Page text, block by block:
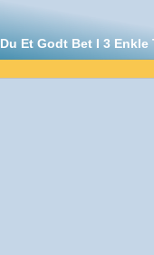
Et Godt Bet I 3 Enkle